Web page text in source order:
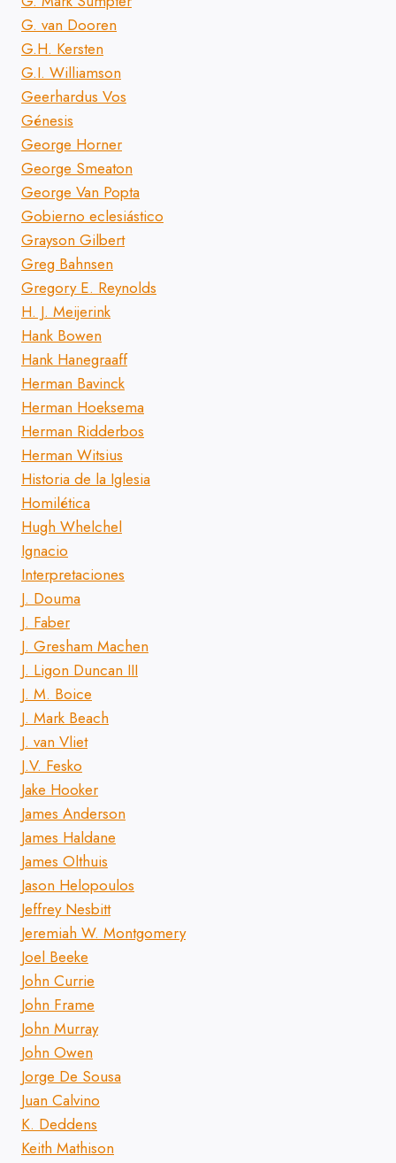
G. van Dooren
G.H. Kersten
G.I. Williamson
Geerhardus Vos
Génesis
George Horner
George Smeaton
George Van Popta
Gobierno eclesiástico
Grayson Gilbert
Greg Bahnsen
Gregory E. Reynolds
H. J. Meijerink
Hank Bowen
Hank Hanegraaff
Herman Bavinck
Herman Hoeksema
Herman Ridderbos
Herman Witsius
Historia de la Iglesia
Homilética
Hugh Whelchel
Ignacio
Interpretaciones
J. Douma
J. Faber
J. Gresham Machen
J. Ligon Duncan III
J. M. Boice
J. Mark Beach
J. van Vliet
J.V. Fesko
Jake Hooker
James Anderson
James Haldane
James Olthuis
Jason Helopoulos
Jeffrey Nesbitt
Jeremiah W. Montgomery
Joel Beeke
John Currie
John Frame
John Murray
John Owen
Jorge De Sousa
Juan Calvino
K. Deddens
Keith Mathison